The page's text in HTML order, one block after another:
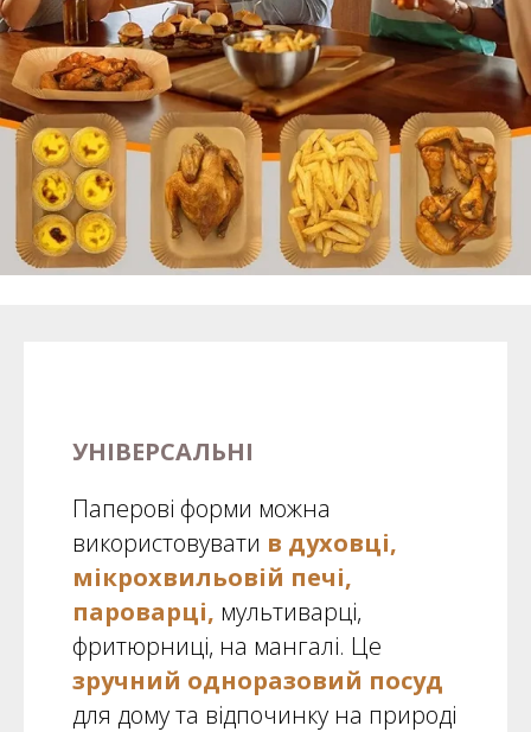
УНІВЕРСАЛЬНІ
Паперові форми можна
використовувати в духовці,
мікрохвильовій печі,
пароварці, мультиварці,
фритюрниці, на мангалі. Це
зручний одноразовий посуд
для дому та відпочинку на природі